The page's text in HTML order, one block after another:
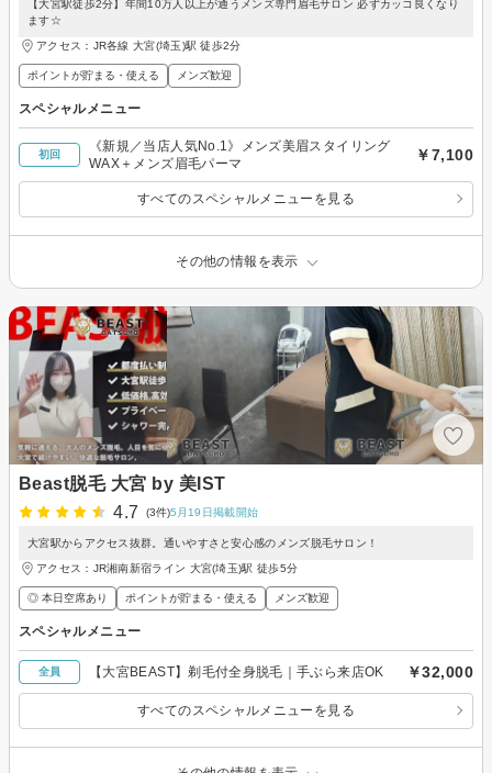
【大宮駅徒歩2分】年間10万人以上が通うメンズ専門眉毛サロン 必ずカッコ良くなり
ます☆
アクセス：JR各線 大宮(埼玉)駅 徒歩2分
ポイントが貯まる・使える メンズ歓迎
スペシャルメニュー
初回
《新規／当店人気No.1》メンズ美眉スタイリング
WAX＋メンズ眉毛パーマ
￥7,100
すべてのスペシャルメニューを見る
その他の情報を表示
Beast脱毛 大宮 by 美IST
4.7
(3件)5月19日掲載開始
大宮駅からアクセス抜群。通いやすさと安心感のメンズ脱毛サロン！
アクセス：JR湘南新宿ライン 大宮(埼玉)駅 徒歩5分
◎ 本日空席あり ポイントが貯まる・使える メンズ歓迎
スペシャルメニュー
全員 【大宮BEAST】剃毛付全身脱毛｜手ぶら来店OK ￥32,000
すべてのスペシャルメニューを見る